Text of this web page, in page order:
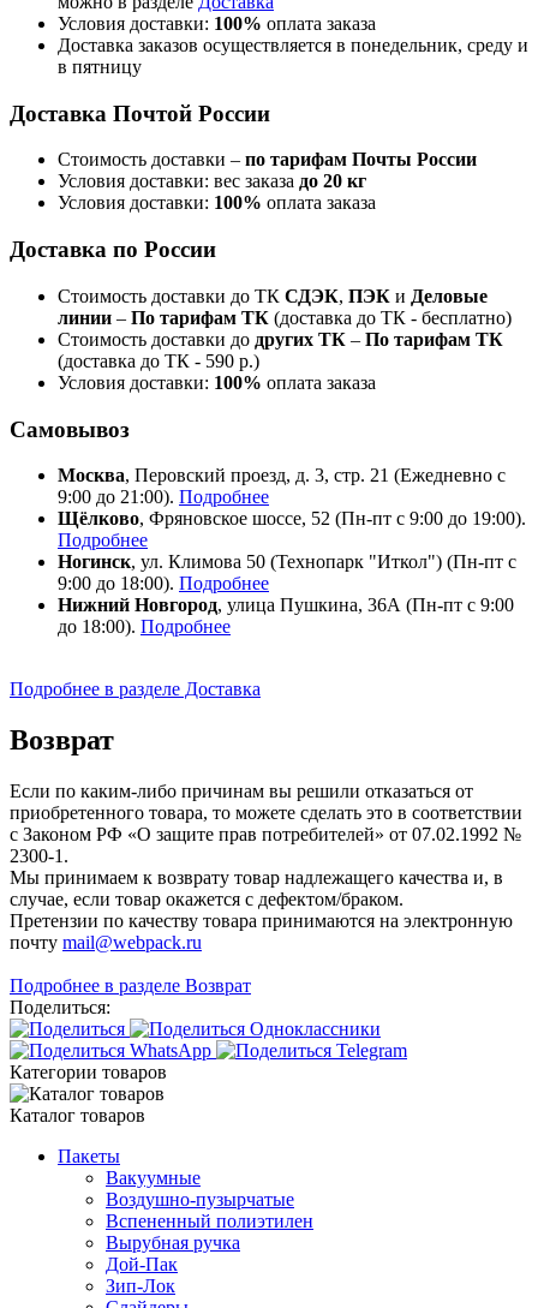
Условия доставки: 100% оплата заказа
Доставка заказов осуществляется в понедельник, среду и
в пятницу
Доставка Почтой России
Стоимость доставки – по тарифам Почты России
Условия доставки: вес заказа до 20 кг
Условия доставки: 100% оплата заказа
Доставка по России
Стоимость доставки до ТК СДЭК, ПЭК и Деловые
линии – По тарифам ТК (доставка до ТК - бесплатно)
Стоимость доставки до других ТК – По тарифам ТК
(доставка до ТК - 590 р.)
Условия доставки: 100% оплата заказа
Самовывоз
Москва, Перовский проезд, д. 3, стр. 21 (Ежедневно с
9:00 до 21:00). Подробнее
Щёлково, Фряновское шоссе, 52 (Пн-пт с 9:00 до 19:00).
Подробнее
Ногинск, ул. Климова 50 (​Технопарк "Иткол") (Пн-пт с
9:00 до 18:00). Подробнее
Нижний Новгород, улица Пушкина, 36А (Пн-пт с 9:00
до 18:00). Подробнее
Подробнее в разделе Доставка
Возврат
Если по каким-либо причинам вы решили отказаться от
приобретенного товара, то можете сделать это в соответствии
с Законом РФ «О защите прав потребителей» от 07.02.1992 №
2300-1.
Мы принимаем к возврату товар надлежащего качества и, в
случае, если товар окажется с дефектом/браком.
Претензии по качеству товара принимаются на электронную
почту mail@webpack.ru
Подробнее в разделе Возврат
Поделиться:
Категории товаров
Каталог товаров
Пакеты
Вакуумные
Воздушно-пузырчатые
Вспененный полиэтилен
Вырубная ручка
Дой-Пак
Зип-Лок